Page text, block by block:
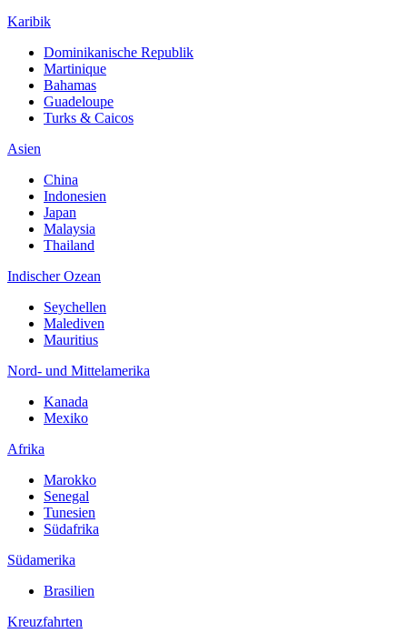
Karibik
Dominikanische Republik
Martinique
Bahamas
Guadeloupe
Turks & Caicos
Asien
China
Indonesien
Japan
Malaysia
Thailand
Indischer Ozean
Seychellen
Malediven
Mauritius
Nord- und Mittelamerika
Kanada
Mexiko
Afrika
Marokko
Senegal
Tunesien
Südafrika
Südamerika
Brasilien
Kreuzfahrten